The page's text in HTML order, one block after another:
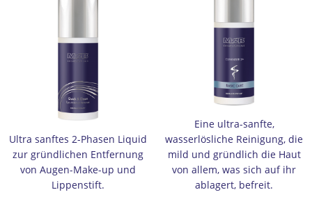
Ultra sanftes 2-Phasen Liquid
zur gründlichen Entfernung
von Augen-Make-up und
Lippenstift.
Eine ultra-sanfte,
wasserlösliche Reinigung, die
mild und gründlich die Haut
von allem, was sich auf ihr
ablagert, befreit.